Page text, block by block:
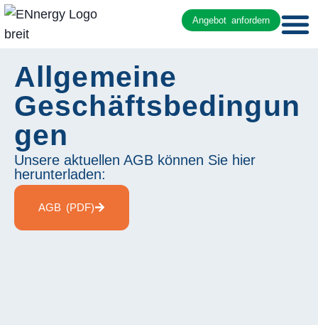
Angebot anfordern
Allgemeine
Geschäftsbedingun
gen
Unsere aktuellen AGB können Sie hier
herunterladen:
AGB (PDF)